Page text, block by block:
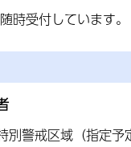
受付しています。
警戒区域（指定予